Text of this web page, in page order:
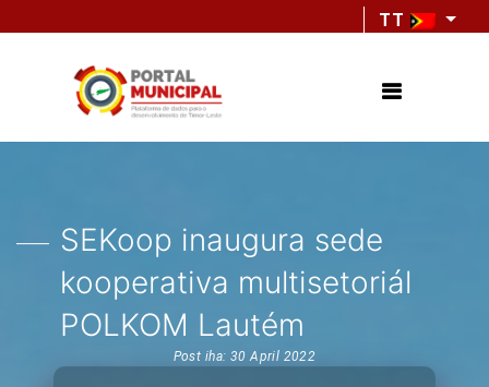
TT
SEKoop inaugura sede
kooperativa multisetoriál
POLKOM Lautém
Post iha: 30 April 2022